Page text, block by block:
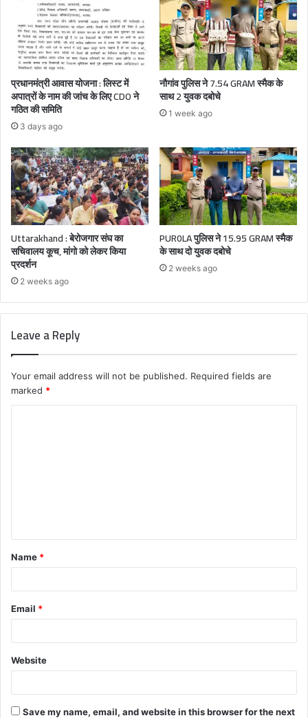
प्रधानमंत्री आवास योजना : लिस्ट में
अपात्रों के नाम की जांच के लिए CDO ने
गठित की समिति
3 days ago
नौगांव पुलिस ने 7.54 GRAM स्मैक के
साथ 2 युवक दबोचे
1 week ago
Uttarakhand : बेरोजगार संघ का
सचिवालय कूच, मांगो को लेकर किया
प्रदर्शन
2 weeks ago
PUR0LA पुलिस ने 15.95 GRAM स्मैक
के साथ दो युवक दबोचे
2 weeks ago
Leave a Reply
Your email address will not be published. Required fields are
marked *
t
*
Name *
Email *
Website
Save my name, email, and website in this browser for the next